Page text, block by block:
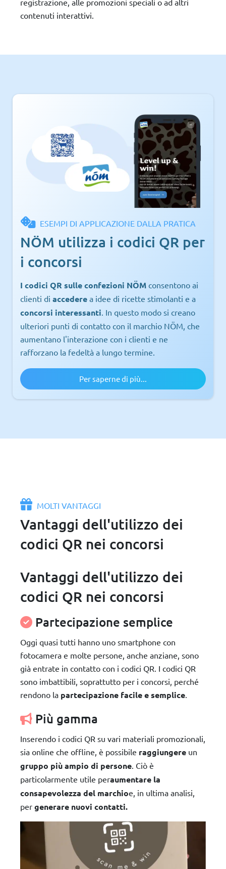
contenuti interattivi.
ESEMPI DI APPLICAZIONE DALLA PRATICA
NÖM utilizza i codici QR per
i concorsi
I codici QR sulle confezioni NÖM consentono ai
clienti di accedere a idee di ricette stimolanti e a
concorsi interessanti . In questo modo si creano
ulteriori punti di contatto con il marchio NÖM, che
aumentano l'interazione con i clienti e ne
rafforzano la fedeltà a lungo termine.
Per saperne di più...
MOLTI VANTAGGI
Vantaggi dell'utilizzo dei
codici QR nei concorsi
Vantaggi dell'utilizzo dei
codici QR nei concorsi
Partecipazione semplice
Oggi quasi tutti hanno uno smartphone con
fotocamera e molte persone, anche anziane, sono
già entrate in contatto con i codici QR. I codici QR
sono imbattibili, soprattutto per i concorsi, perché
rendono la partecipazione facile e semplice
Più gamma
Inserendo i codici QR su vari materiali promozionali,
sia online che offline, è possibile raggiungere un
gruppo più ampio di persone . Ciò è
particolarmente utile peraumentare la
consapevolezza del marchioe, in ultima analisi,
per generare nuovi contatti.